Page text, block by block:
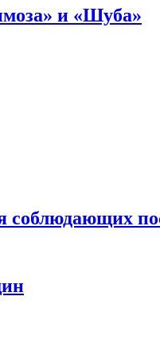
и «Шуба»
соблюдающих